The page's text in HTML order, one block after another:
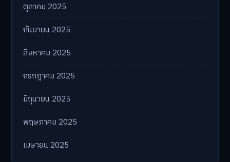
ตุลาคม 2025
กันยายน 2025
สิงหาคม 2025
กรกฎาคม 2025
มิถุนายน 2025
พฤษภาคม 2025
เมษายน 2025